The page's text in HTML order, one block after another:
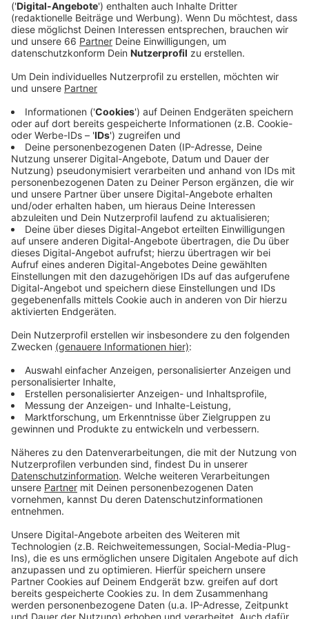
Anzeige
Wegen notwendigen Arbeiten an Weichen, Gleisen und
für den neuen Hochbahnsteig an der Prinzenallee ist
der Abschnitt zwischen den Haltestellen Belsenplatz
und Am Seestern sowie Krefeld Dießem gesperrt. Die
Bahnen der U76 enden aus der Innenstadt kommend
bereits am Belsenplatz. Auf der gesperrten Strecke
Richtung Krefeld sind dann Ersatzbusse im Einsatz. Die
Stadtbahnlinien U70 und U77 fahren während der
Bauarbeiten gar nicht. Hier setzt die Rheinbahn
zusätzliche Bahnen auf der Linie U75 ein. Außerdem
bittet sie die Fahrgäste, am Belsenplatz in die
Ersatzbusse zu steigen.
Anzeige
Weitere Infos und Links zum Thema:
Anzeige
Ausführliche Infos der Rheinbahn
Unter der Woche gab es den Spatenstich für einen
neuen Hochbahnsteig an der Haltestelle
"Prinzenallee"
Auch auf der Südbrücke gibt es seit Freitag
Verkehrseinschränkungen